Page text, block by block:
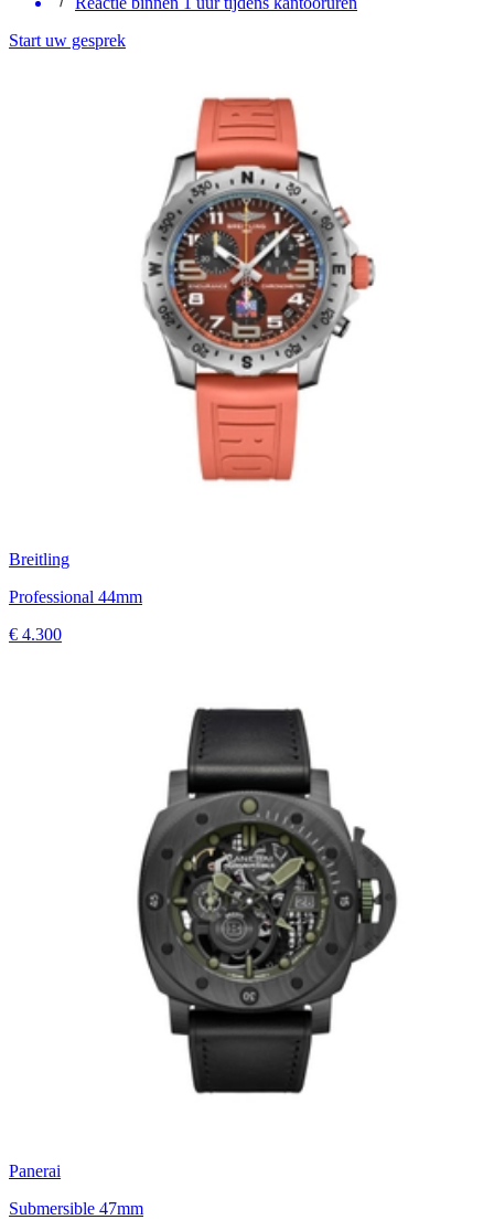
Start uw gesprek
Breitling
Professional 44mm
€ 4.300
Panerai
Submersible 47mm